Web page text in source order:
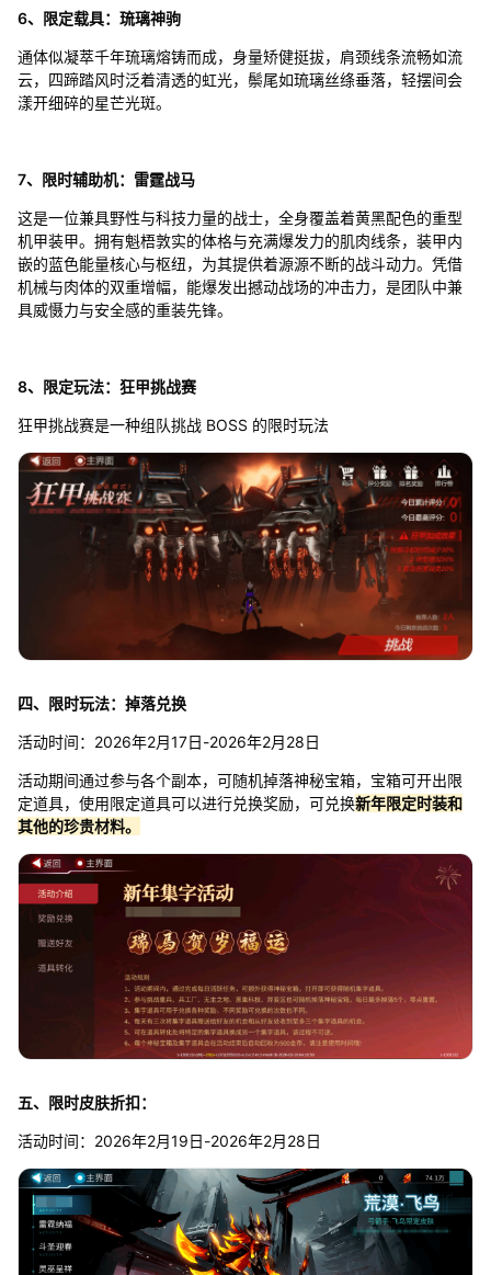
6、限定载具：琉璃神驹
通体似凝萃千年琉璃熔铸而成，身量矫健挺拔，肩颈线条流畅如流
云，四蹄踏风时泛着清透的虹光，鬃尾如琉璃丝绦垂落，轻摆间会
漾开细碎的星芒光斑。
7、限时辅助机：雷霆战马
这是一位兼具野性与科技力量的战士，全身覆盖着黄黑配色的重型
机甲装甲。拥有魁梧敦实的体格与充满爆发力的肌肉线条，装甲内
嵌的蓝色能量核心与枢纽，为其提供着源源不断的战斗动力。凭借
机械与肉体的双重增幅，能爆发出撼动战场的冲击力，是团队中兼
具威慑力与安全感的重装先锋。
8、限定玩法：狂甲挑战赛
狂甲挑战赛是一种组队挑战 BOSS 的限时玩法
四、限时玩法：掉落兑换
活动时间：2026年2月17日-2026年2月28日
活动期间通过参与各个副本，可随机掉落神秘宝箱，宝箱可开出限
定道具，使用限定道具可以进行兑换奖励，可兑换新年限定时装和
其他的珍贵材料。
五、限时皮肤折扣：
活动时间：2026年2月19日-2026年2月28日